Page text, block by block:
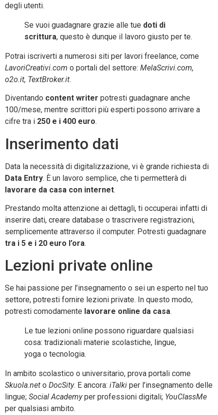
degli utenti.
Se vuoi guadagnare grazie alle tue doti di
scrittura, questo è dunque il lavoro giusto per te.
Potrai iscriverti a numerosi siti per lavori freelance, come
LavoriCreativi.com o portali del settore: MelaScrivi.com,
o2o.it, TextBroker.it.
Diventando content writer potresti guadagnare anche
100/mese, mentre scrittori più esperti possono arrivare a
cifre tra i 250 e i 400 euro.
Inserimento dati
Data la necessità di digitalizzazione, vi è grande richiesta di
Data Entry. È un lavoro semplice, che ti permetterà di
lavorare da casa con internet.
Prestando molta attenzione ai dettagli, ti occuperai infatti di
inserire dati, creare database o trascrivere registrazioni,
semplicemente attraverso il computer. Potresti guadagnare
tra i 5 e i 20 euro l’ora.
Lezioni private online
Se hai passione per l’insegnamento o sei un esperto nel tuo
settore, potresti fornire lezioni private. In questo modo,
potresti comodamente lavorare online da casa.
Le tue lezioni online possono riguardare qualsiasi
cosa: tradizionali materie scolastiche, lingue,
yoga o tecnologia.
In ambito scolastico o universitario, prova portali come
Skuola.net o DocSity. E ancora: iTalki per l’insegnamento delle
lingue; Social Academyper professioni digitali; YouClassMe
per qualsiasi ambito.